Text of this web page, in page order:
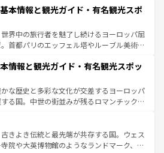
タリアで、忘れられない旅をしてみよう！
タリア情報は
の国では、情熱的なフラメンコ、熱気あふ
て美味しいタパスが生活の一部となってい
ードの洗練された雰囲気や、バルセロナの
街角から、地方では古代ローマ遺跡や中世
って風土や気候が異なるスペインはその個
を参照してほしい。
本情報と観光ガイド・有名観光スポ
界中の旅行者を魅了し続けるヨーロッパ屈
首都パリのエッフェル塔やルーブル美術館
が詰まっている。華麗な宮殿、歴史的な大
ーチ、そして豊かな自然が、訪れる者を心
また、フランスは美食の国としても知ら
理はユネスコ無形文化遺産にも登録されて
ダー畑など、多彩な楽しみ方が可能だ。さ
外の地域にも魅力が溢れており、どの街角に
文化が息づいている。パリ以外の個性あふ
情報と観光ガイド・有名観光スポッ
かな歴史と多彩な文化が交差するヨーロッパ
る国。中世の街並みが残るロマンチック街
は、どこを歩いても飽きることがない。ベ
活気、バイエルン州のアルプスの絶景、そ
いのワイン畑といった風景は必見。ビール
きよき伝統と最先端が共存する国。ウェス
院や大英博物館のようなランドマーク、歴